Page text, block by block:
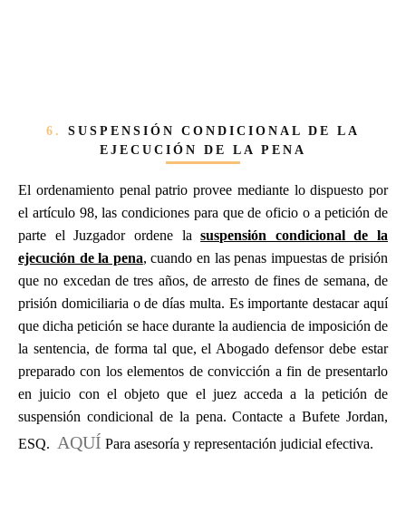
6. SUSPENSIÓN CONDICIONAL DE LA
EJECUCIÓN DE LA PENA
El ordenamiento penal patrio provee mediante lo dispuesto por
el artículo 98, las condiciones para que de oficio o a petición de
parte el Juzgador ordene lasuspensión condicional de la
ejecución de la pena, cuando en las penas impuestas de prisión
que no excedan de tres años, de arresto de fines de semana, de
prisión domiciliaria o de días multa. Es importante destacar aquí
que dicha petición se hace durante la audiencia de imposición de
la sentencia, de forma tal que, el Abogado defensor debe estar
preparado con los elementos de convicción a fin de presentarlo
en juicio con el objeto que el juez acceda a la petición de
suspensión condicional de la pena. Contacte a Bufete Jordan,
ESQ.
AQUÍ Para asesoría y representación judicial efectiva.